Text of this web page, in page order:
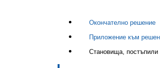
Окончателно решение
Приложение към
Становища, постъпили